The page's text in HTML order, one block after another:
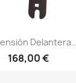
168,00 €